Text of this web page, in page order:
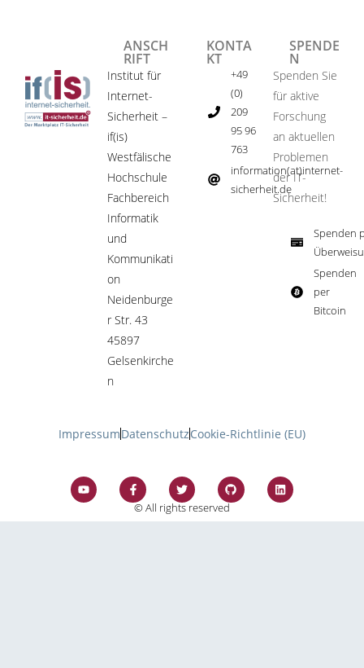
ANSCH
RIFT
Institut für
Internet-
Sicherheit –
if(is)
Westfälische
Hochschule
Fachbereich
Informatik
und
Kommunikati
on
Neidenburge
r Str. 43
45897
Gelsenkirche
n
KONTA
KT
+49
(0)
209
95 96
763
information(at)internet-
sicherheit.de ​
SPENDE
N
Spenden Sie
für aktive
Forschung
an aktuellen
Problemen
der IT-
Sicherheit!​
Spenden
Spenden
per
Bitcoin​
ImpressumDatenschutzCookie-Richtlinie (EU)
© All rights reserved